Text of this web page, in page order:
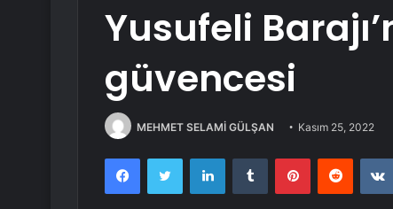
Yusufeli
güvencesi
MEHMET SELAMİ GÜLŞAN Kasım 25, 2022
FacebookTwitter LinkedInTumblr PinterestReddit